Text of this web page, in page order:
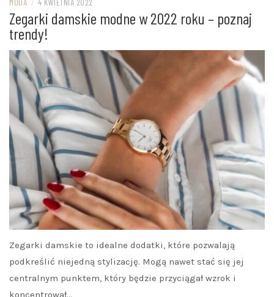
MODA / 4 KWIETNIA 2022
Zegarki damskie modne w 2022 roku – poznaj
trendy!
Zegarki damskie to idealne dodatki, które pozwalają
podkreślić niejedną stylizację. Mogą nawet stać się jej
centralnym punktem, który będzie przyciągał wzrok i
koncentrował…